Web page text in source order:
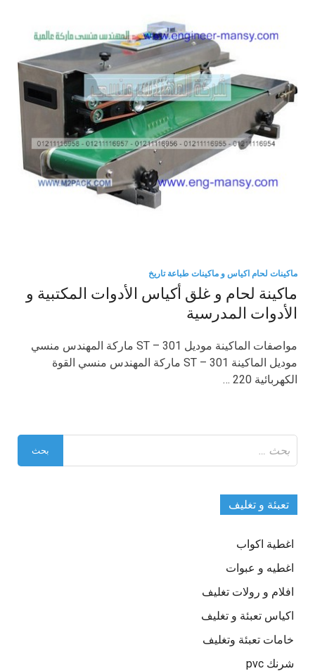
ماكينات لحام اكياس و ماكينات طباعة تاريخ
ماكينة لحام و غلق أكياس الأدوات المكتبية و
الأدوات المدرسية
مواصفات الماكينة موديل 301 – ST ماركة المهندس منسي
موديل الماكينة 301 – ST ماركة المهندس منسي القوة
الكهربائية 220 …
عن:
تعبئة و تغليف
اغطية اكواب
اغطيه و عبوات
افلام و رولات تغليف
اكياس تعبئة و تغليف
خامات تعبئة وتغليف
شرنك pvc